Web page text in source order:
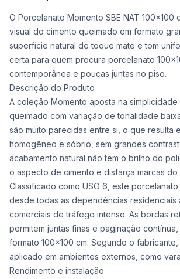
O Porcelanato Momento SBE NAT 100x100
visual do cimento queimado em formato
superfície natural de toque mate e tom
certa para quem procura porcelanato
contemporânea e poucas juntas no piso.
Descrição do Produto
A coleção Momento aposta na
queimado com variação de tonalidade
são muito parecidas entre si, o que resulta
homogêneo e sóbrio, sem grandes
acabamento natural não tem o brilho do
o aspecto de cimento e disfarça marcas do
Classificado como USO 6, este
desde todas as dependências residenciais
comerciais de tráfego intenso. As bordas
permitem juntas finas e paginação
formato 100x100 cm. Segundo o
aplicado em ambientes externos, como
Rendimento e instalação